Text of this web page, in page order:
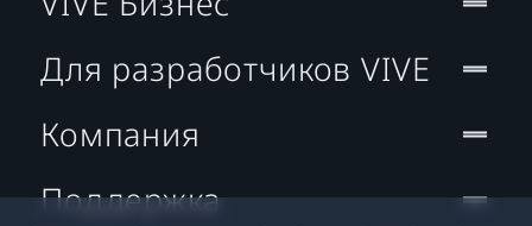
Для разработчиков VIVE
Компания
Поддержка